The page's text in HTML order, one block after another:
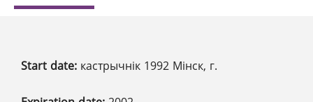
Start date: кастрычнік 1992 Мінск, г.